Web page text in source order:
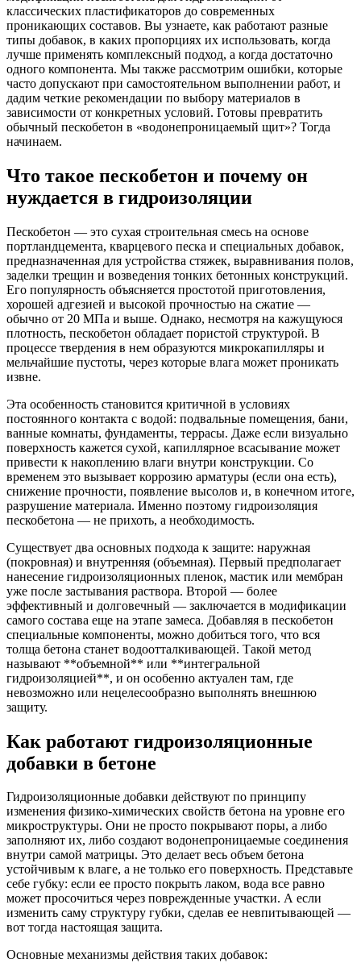
классических пластификаторов до современных
проникающих составов. Вы узнаете, как работают разные
типы добавок, в каких пропорциях их использовать, когда
лучше применять комплексный подход, а когда достаточно
одного компонента. Мы также рассмотрим ошибки, которые
часто допускают при самостоятельном выполнении работ, и
дадим четкие рекомендации по выбору материалов в
зависимости от конкретных условий. Готовы превратить
обычный пескобетон в «водонепроницаемый щит»? Тогда
начинаем.
Что такое пескобетон и почему он
нуждается в гидроизоляции
Пескобетон — это сухая строительная смесь на основе
портландцемента, кварцевого песка и специальных добавок,
предназначенная для устройства стяжек, выравнивания полов,
заделки трещин и возведения тонких бетонных конструкций.
Его популярность объясняется простотой приготовления,
хорошей адгезией и высокой прочностью на сжатие —
обычно от 20 МПа и выше. Однако, несмотря на кажущуюся
плотность, пескобетон обладает пористой структурой. В
процессе твердения в нем образуются микрокапилляры и
мельчайшие пустоты, через которые влага может проникать
извне.
Эта особенность становится критичной в условиях
постоянного контакта с водой: подвальные помещения, бани,
ванные комнаты, фундаменты, террасы. Даже если визуально
поверхность кажется сухой, капиллярное всасывание может
привести к накоплению влаги внутри конструкции. Со
временем это вызывает коррозию арматуры (если она есть),
снижение прочности, появление высолов и, в конечном итоге,
разрушение материала. Именно поэтому гидроизоляция
пескобетона — не прихоть, а необходимость.
Существует два основных подхода к защите: наружная
(покровная) и внутренняя (объемная). Первый предполагает
нанесение гидроизоляционных пленок, мастик или мембран
уже после застывания раствора. Второй — более
эффективный и долговечный — заключается в модификации
самого состава еще на этапе замеса. Добавляя в пескобетон
специальные компоненты, можно добиться того, что вся
толща бетона станет водоотталкивающей. Такой метод
называют **объемной** или **интегральной
гидроизоляцией**, и он особенно актуален там, где
невозможно или нецелесообразно выполнять внешнюю
защиту.
Как работают гидроизоляционные
добавки в бетоне
Гидроизоляционные добавки действуют по принципу
изменения физико-химических свойств бетона на уровне его
микроструктуры. Они не просто покрывают поры, а либо
заполняют их, либо создают водонепроницаемые соединения
внутри самой матрицы. Это делает весь объем бетона
устойчивым к влаге, а не только его поверхность. Представьте
себе губку: если ее просто покрыть лаком, вода все равно
может просочиться через поврежденные участки. А если
изменить саму структуру губки, сделав ее невпитывающей —
вот тогда настоящая защита.
Основные механизмы действия таких добавок: